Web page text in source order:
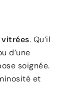
. Qu’il
d’une
soignée.
et